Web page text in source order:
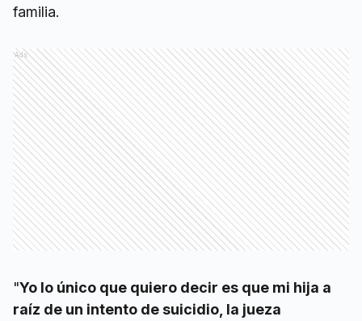
familia.
Ads
"Yo lo único que quiero decir es que mi hija a
raíz de un intento de suicidio, la jueza